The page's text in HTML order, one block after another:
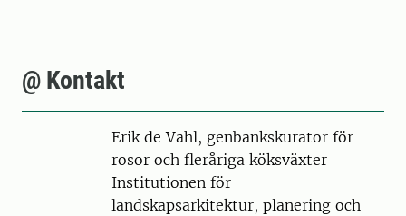
@ Kontakt
PersonErik de Vahl, genbankskurator för
rosor och fleråriga köksväxter
Institutionen för
landskapsarkitektur, planering och